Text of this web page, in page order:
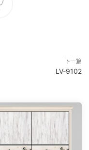
下一篇
LV-9102